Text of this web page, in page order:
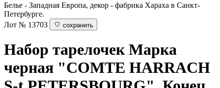
Белье - Западная Европа, декор - фабрика Хараха в Санкт-
Петербурге.
Лот № 13703
сохранить
Набор тарелочек Марка
черная "COMTE HARRACH